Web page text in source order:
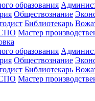
образования
Обществознание
Библиотекарь
СПО Мастер
образования
Обществознание
Библиотекарь
СПО Мастер